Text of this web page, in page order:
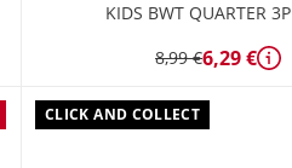
KIDS BWT QUARTER
8,99 €6,29 €
CLICK AND COLLECT